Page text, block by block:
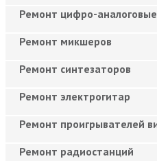
Ремонт цифро-
Ремонт микшеров
Ремонт синтезаторов
Ремонт электрогитар
Ремонт проигрывателей
Ремонт радиостанций